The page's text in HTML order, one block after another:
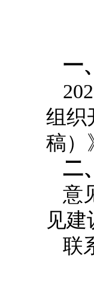
一
组织
稿）
二
意
见建
联